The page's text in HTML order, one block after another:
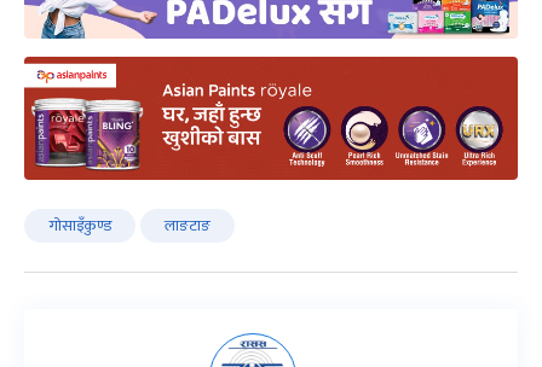
गोसाइँकुण्ड लाङटाङ